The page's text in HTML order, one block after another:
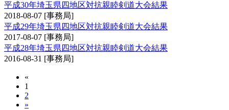
平成30年埼玉県四地区対抗親睦剣道大会結果
2018-08-07 [事務局]
平成29年埼玉県四地区対抗親睦剣道大会結果
2017-08-07 [事務局]
平成28年埼玉県四地区対抗親睦剣道大会結果
2016-08-31 [事務局]
«
1
2
»